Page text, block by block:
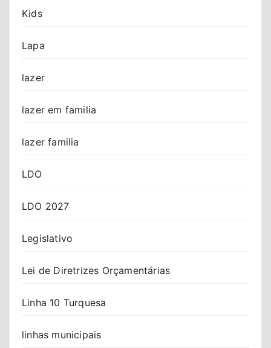
Kids
Lapa
lazer
lazer em familia
lazer familia
LDO
LDO 2027
Legislativo
Lei de Diretrizes Orçamentárias
Linha 10 Turquesa
linhas municipais